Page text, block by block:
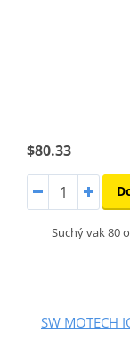
$80.33
Suchý vak 80
SW MOTECH